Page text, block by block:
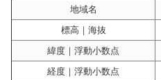
地域名
標高｜海抜
緯度｜浮動小数点
経度｜浮動小数点